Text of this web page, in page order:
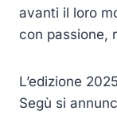
avanti il loro
con passione,
L’edizione
Segù si